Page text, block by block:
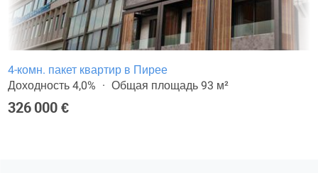
4-комн. пакет квартир в Пирее
Доходность 4,0%
Общая площадь 93 м²
326 000 €